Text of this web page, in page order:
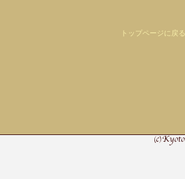
トップページに戻る